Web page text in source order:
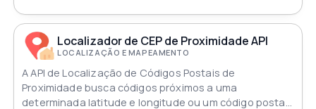
Localizador de CEP de Proximidade API
LOCALIZAÇÃO E MAPEAMENTO
A API de Localização de Códigos Postais de
Proximidade busca códigos próximos a uma
determinada latitude e longitude ou um código postal